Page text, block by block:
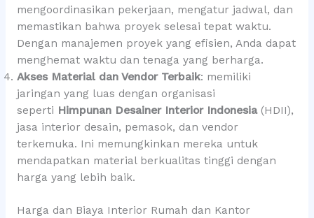
mengoordinasikan pekerjaan, mengatur jadwal, dan
memastikan bahwa proyek selesai tepat waktu.
Dengan manajemen proyek yang efisien, Anda dapat
menghemat waktu dan tenaga yang berharga.
Akses Material dan Vendor Terbaik: memiliki
jaringan yang luas dengan organisasi
seperti Himpunan Desainer Interior Indonesia(HDII),
jasa interior desain, pemasok, dan vendor
terkemuka. Ini memungkinkan mereka untuk
mendapatkan material berkualitas tinggi dengan
harga yang lebih baik.
Harga dan Biaya Interior Rumah dan Kantor